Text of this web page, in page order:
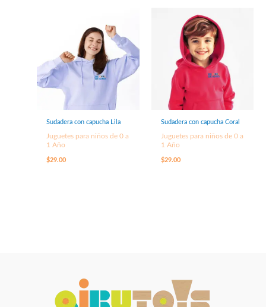
Sudadera con capucha Lila
Juguetes para niños de 0 a
1 Año
$29.00
Sudadera con capucha Coral
Juguetes para niños de 0 a
1 Año
$29.00